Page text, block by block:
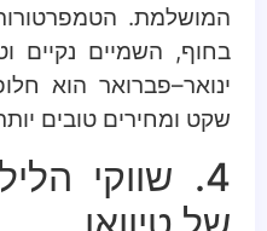
המושלמת.
בחוף, השמיים נקיים
ינואר–פברואר הוא
שקט ומחירים טובים
4. שווקי